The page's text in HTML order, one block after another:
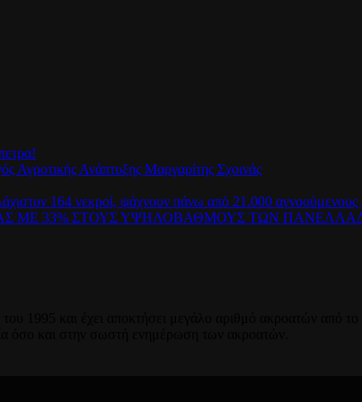
Αγροτικής Ανάπτυξης Μαργαρίτης Σχοινάς
164 νεκροί, ψάχνουν πάνω από 21.000
ΜΕ 33% ΣΤΟΥΣ ΥΨΗΛΟΒΑΘΜΟΥΣ ΤΩΝ